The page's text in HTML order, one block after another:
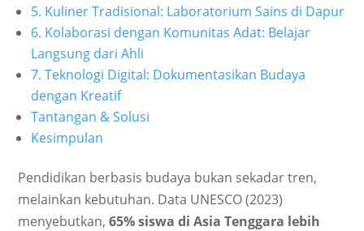
5. Kuliner Tradisional: Laboratorium Sains di Dapur
6. Kolaborasi dengan Komunitas Adat: Belajar
Langsung dari Ahli
7. Teknologi Digital: Dokumentasikan Budaya
dengan Kreatif
Tantangan & Solusi
Kesimpulan
Pendidikan berbasis budaya bukan sekadar tren,
melainkan kebutuhan. Data UNESCO (2023)
menyebutkan,65% siswa di Asia Tenggara lebih